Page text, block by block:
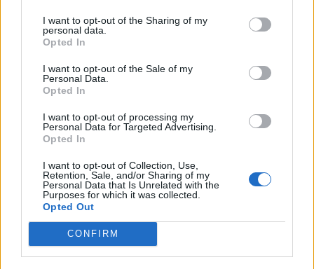
I want to opt-out of the Sharing of my
personal data.
Opted In
I want to opt-out of the Sale of my
Personal Data.
Opted In
I want to opt-out of processing my
Personal Data for Targeted Advertising.
Opted In
I want to opt-out of Collection, Use,
Retention, Sale, and/or Sharing of my
Personal Data that Is Unrelated with the
Purposes for which it was collected.
Opted Out
CONFIRM
της aboutpeople
Facebook Share on X Bluesky
Tags:
Σχετικά Άρθρα